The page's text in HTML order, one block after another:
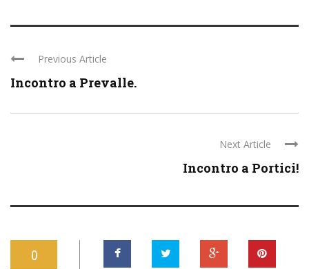
Previous Article
Incontro a Prevalle.
Next Article
Incontro a Portici!
0